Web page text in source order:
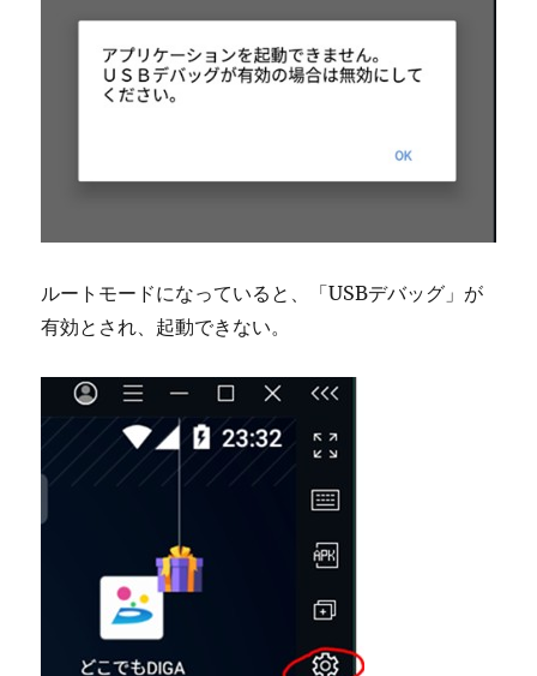
ルートモードになっていると、「USBデバッグ」が
有効とされ、起動できない。